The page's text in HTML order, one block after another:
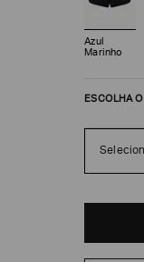
Azul
Marinho
ESCOLHA